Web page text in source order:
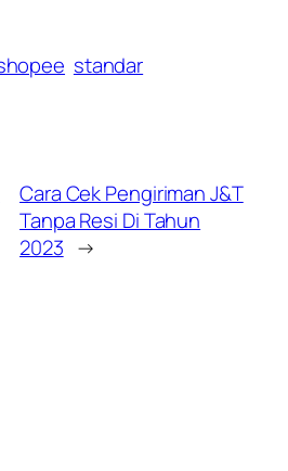
standar
Cara Cek Pengiriman J&T
Tanpa Resi Di Tahun
2023 →